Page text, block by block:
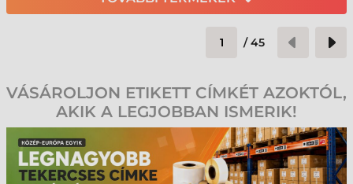
/45
VÁSÁROLJON ETIKETT CÍMKÉT AZOKTÓL,
AKIK A LEGJOBBAN ISMERIK!